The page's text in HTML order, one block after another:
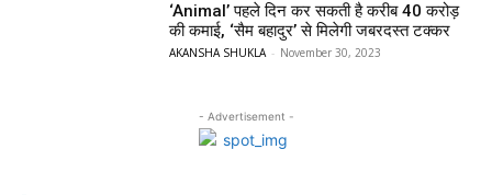
‘Animal’ पहले दिन कर सकती है करीब 40 करोड़
की कमाई, ‘सैम बहादुर’ से मिलेगी जबरदस्त टक्कर
AKANSHA SHUKLA - November 30, 2023
- Advertisement -